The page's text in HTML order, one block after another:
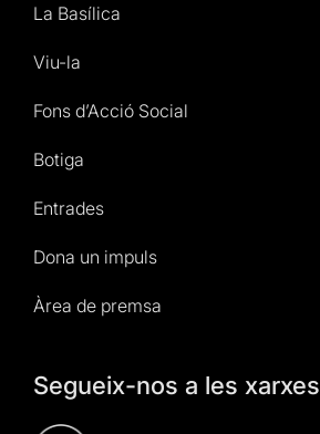
La Basílica
Viu-la
Fons d’Acció Social
Botiga
Entrades
Dona un impuls
Àrea de premsa
Segueix-nos a les xarxes